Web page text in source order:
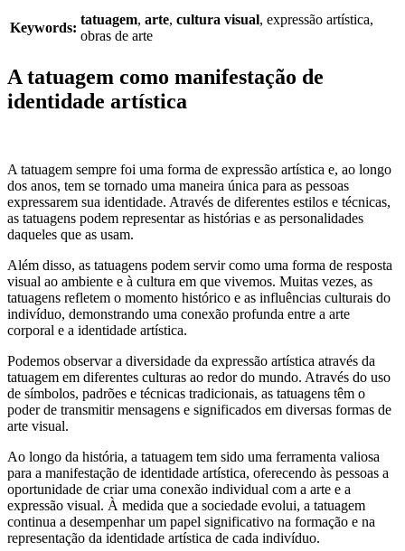
Keywords:
tatuagem, arte, cultura visual, expressão artística,
obras de arte
A tatuagem como manifestação de
identidade artística
A tatuagem sempre foi uma forma de expressão artística e, ao longo
dos anos, tem se tornado uma maneira única para as pessoas
expressarem sua identidade. Através de diferentes estilos e técnicas,
as tatuagens podem representar as histórias e as personalidades
daqueles que as usam.
Além disso, as tatuagens podem servir como uma forma de resposta
visual ao ambiente e à cultura em que vivemos. Muitas vezes, as
tatuagens refletem o momento histórico e as influências culturais do
indivíduo, demonstrando uma conexão profunda entre a arte
corporal e a identidade artística.
Podemos observar a diversidade da expressão artística através da
tatuagem em diferentes culturas ao redor do mundo. Através do uso
de símbolos, padrões e técnicas tradicionais, as tatuagens têm o
poder de transmitir mensagens e significados em diversas formas de
arte visual.
Ao longo da história, a tatuagem tem sido uma ferramenta valiosa
para a manifestação de identidade artística, oferecendo às pessoas a
oportunidade de criar uma conexão individual com a arte e a
expressão visual. À medida que a sociedade evolui, a tatuagem
continua a desempenhar um papel significativo na formação e na
representação da identidade artística de cada indivíduo.